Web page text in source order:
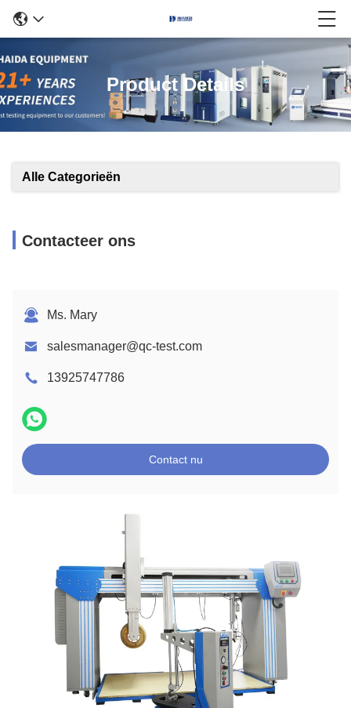
Product Details
Alle Categorieën
Contacteer ons
Ms. Mary
salesmanager@qc-test.com
13925747786
Contact nu